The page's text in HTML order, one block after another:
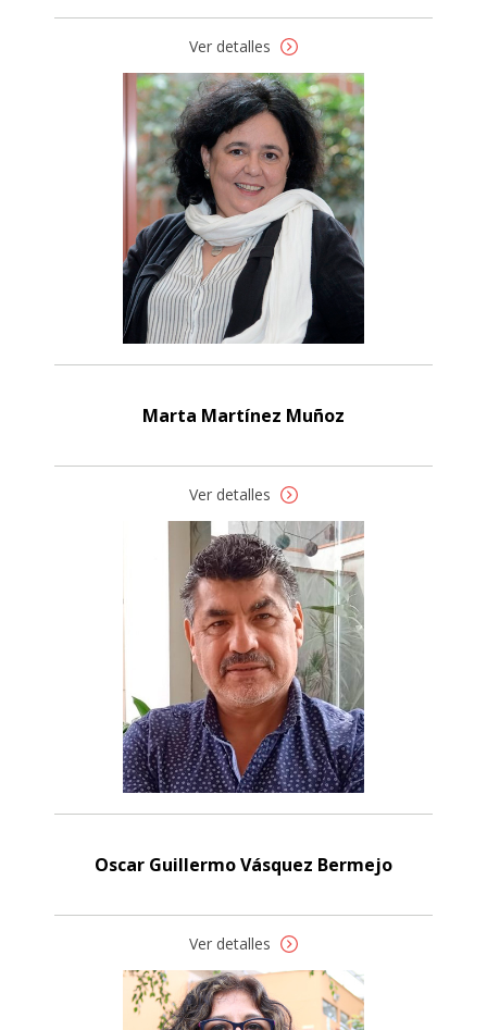
Ver detalles
Marta Martínez Muñoz
Ver detalles
Oscar Guillermo Vásquez Bermejo
Ver detalles